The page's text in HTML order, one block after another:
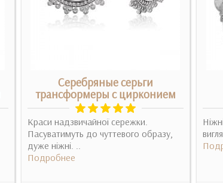
Серебряные серьги
трансформеры с цирконием
Краси надзвичайної сережки.
Пасуватимуть до чуттевого образу,
дуже ніжні. ..
Подробнее